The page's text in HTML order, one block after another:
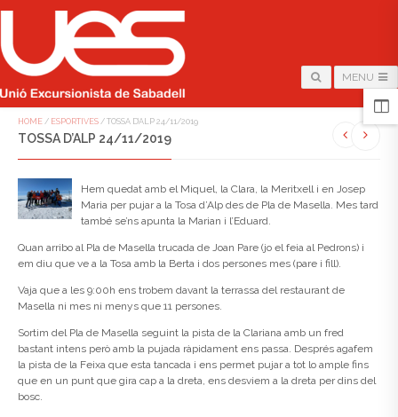
MENU
HOME / ESPORTIVES / TOSSA D’ALP 24/11/2019
TOSSA D’ALP 24/11/2019
Hem quedat amb el Miquel, la Clara, la Meritxell i en Josep
Maria per pujar a la Tosa d’Alp des de Pla de Masella. Mes tard
també se’ns apunta la Marian i l’Eduard.
Quan arribo al Pla de Masella trucada de Joan Pare (jo el feia al Pedrons) i
em diu que ve a la Tosa amb la Berta i dos persones mes (pare i fill).
Vaja que a les 9:00h ens trobem davant la terrassa del restaurant de
Masella ni mes ni menys que 11 persones.
Sortim del Pla de Masella seguint la pista de la Clariana amb un fred
bastant intens però amb la pujada ràpidament ens passa. Després agafem
la pista de la Feixa que esta tancada i ens permet pujar a tot lo ample fins
que en un punt que gira cap a la dreta, ens desviem a la dreta per dins del
bosc.